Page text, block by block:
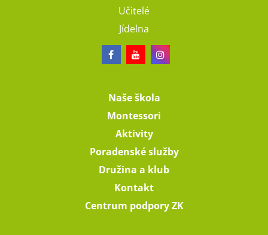
Učitelé
Jídelna
Naše škola
Montessori
Aktivity
Poradenské služby
Družina a klub
Kontakt
Centrum podpory ZK